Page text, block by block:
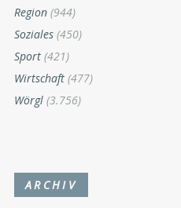
Region (944)
Soziales (450)
Sport (421)
Wirtschaft (477)
Wörgl (3.756)
ARCHIV